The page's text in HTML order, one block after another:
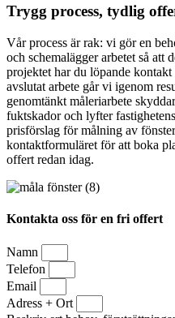
Trygg process, tydlig
Vår process är rak: vi gör en
och schemalägger arbetet så att
projektet har du löpande
avslutat arbete går vi igenom
genomtänkt måleriarbete
fuktskador och lyfter
prisförslag för målning av
kontaktformuläret för att boka
offert redan idag.
Kontakta oss för en fri offert
Namn
Telefon
Email
Adress + Ort